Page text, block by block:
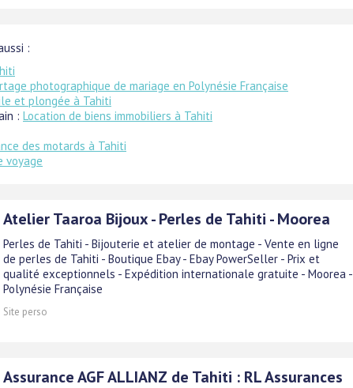
:
photographique de mariage en Polynésie Française
et plongée à Tahiti
: Location de biens immobiliers à Tahiti
des motards à Tahiti
voyage
Atelier Taaroa Bijoux - Perles de Tahiti - Moorea
Perles de Tahiti - Bijouterie et atelier de montage - Vente en ligne
de perles de Tahiti - Boutique Ebay - Ebay PowerSeller - Prix et
qualité exceptionnels - Expédition internationale gratuite - Moorea -
Polynésie Française
Site perso
Assurance AGF ALLIANZ de Tahiti : RL Assurances